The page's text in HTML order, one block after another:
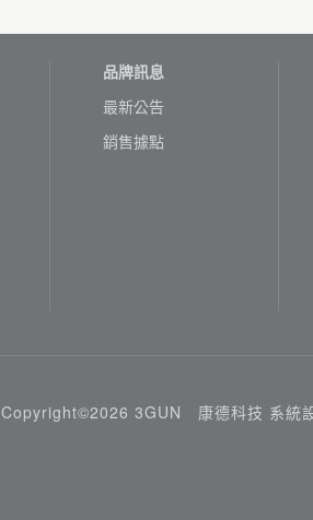
品牌訊息
最新公告
銷售據點
Copyright©2026 3GUN 康德科技 系統